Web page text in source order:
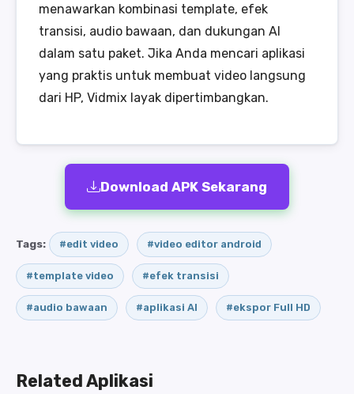
menawarkan kombinasi template, efek
transisi, audio bawaan, dan dukungan AI
dalam satu paket. Jika Anda mencari aplikasi
yang praktis untuk membuat video langsung
dari HP, Vidmix layak dipertimbangkan.
Download APK Sekarang
Tags: #edit video #video editor android
#template video #efek transisi
#audio bawaan #aplikasi AI #ekspor Full HD
Related Aplikasi